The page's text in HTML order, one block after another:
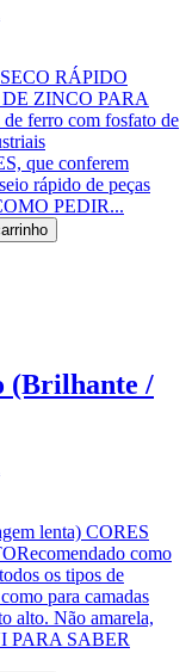
RÁPIDO
ZINCO PARA
ferro com fosfato de
que conferem
rápido de peças
PEDIR...
(Brilhante /
lenta) CORES
como
os tipos de
para camadas
alto. Não amarela,
PARA SABER